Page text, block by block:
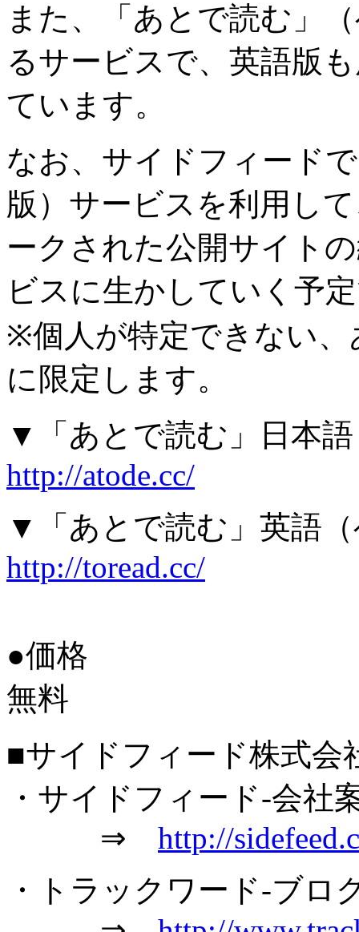
また、「あとで読む」
るサービスで、英語版
ています。
なお、サイドフィード
版）サービスを利用し
ークされた公開サイト
ビスに生かしていく予
※個人が特定できない
に限定します。
▼「あとで読む」日本
http://atode.cc/
▼「あとで読む」英語
http://toread.cc/
●価格
無料
■サイドフィード株式会
・サイドフィード-会社
⇒ http://
・トラックワード-ブロ